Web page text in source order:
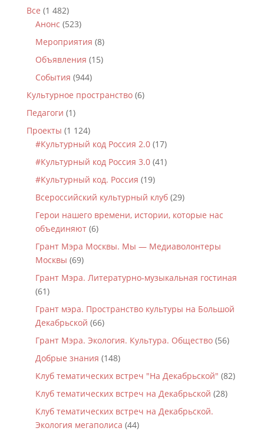
Все (1 482)
Анонс (523)
Мероприятия (8)
Объявления (15)
События (944)
Культурное пространство(6)
Педагоги (1)
Проекты (1 124)
#Культурный код Россия 2.0(17)
#Культурный код Россия 3.0(41)
#Культурный код. Россия (19)
Всероссийский культурный клуб(29)
Герои нашего времени, истории, которые нас
объединяют(6)
Грант Мэра Москвы. Мы — Медиаволонтеры
Москвы (69)
Грант Мэра. Литературно-музыкальная гостиная
(61)
Грант мэра. Пространство культуры на Большой
Декабрьской (66)
Грант Мэра. Экология. Культура. Общество(56)
Добрые знания (148)
Клуб тематических встреч "На Декабрьской" (82)
Клуб тематических встреч на Декабрьской (28)
Клуб тематических встреч на Декабрьской.
Экология мегаполиса (44)